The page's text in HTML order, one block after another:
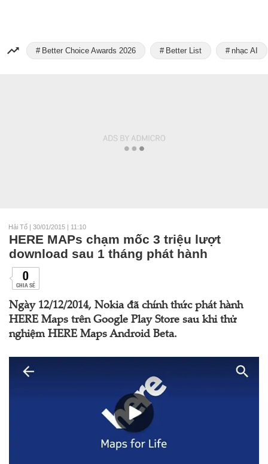
Better Choice Awards 2026 Better List nhạc AI
Hải Tố | 30/01/2015 | 11:10
HERE MAPs chạm mốc 3 triệu lượt
download sau 1 tháng phát hành
0
CHIA SẺ
Ngày 12/12/2014, Nokia đã chính thức phát hành
HERE Maps trên Google Play Store sau khi thử
nghiệm HERE Maps Android Beta.